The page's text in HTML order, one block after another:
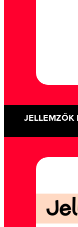
JELLEMZŐK